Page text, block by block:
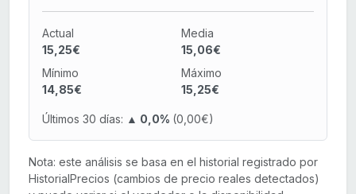
Actual
15,25€
Media
15,06€
Mínimo
14,85€
Máximo
15,25€
Últimos 30 días: ▲ 0,0% (0,00€)
Nota: este análisis se basa en el historial registrado por
HistorialPrecios (cambios de precio reales detectados)